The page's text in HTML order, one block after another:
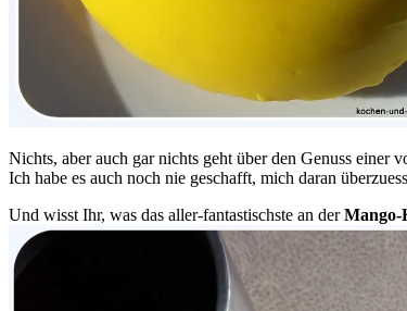
Nichts, aber auch gar nichts geht über den Genuss einer
Ich habe es auch noch nie geschafft, mich daran
Und wisst Ihr, was das aller-fantastischste an derMango-